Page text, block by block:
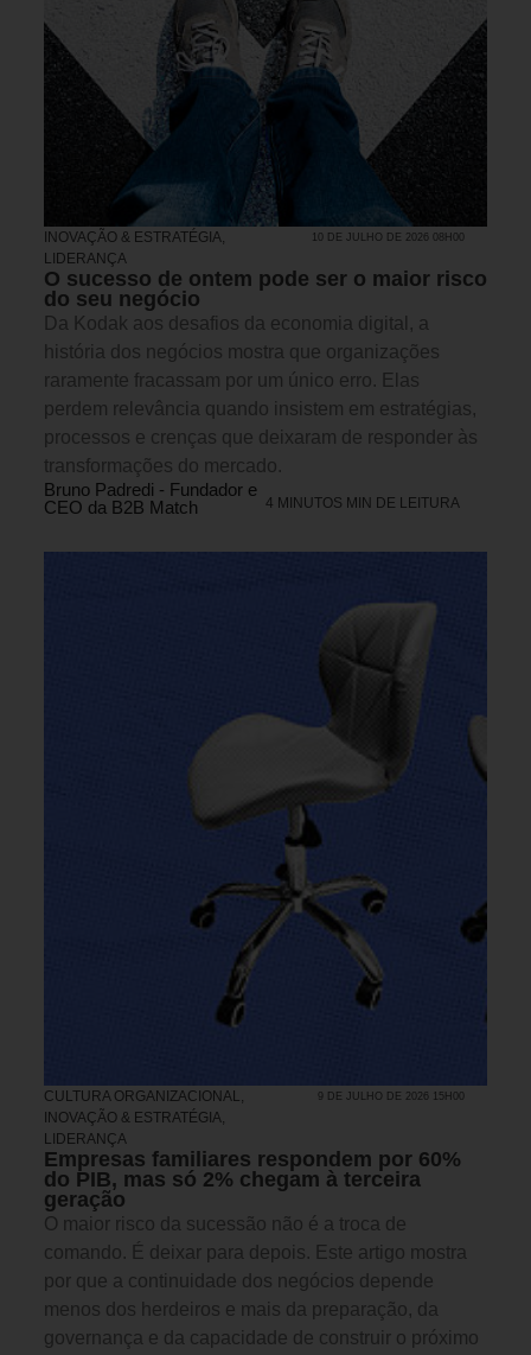
INOVAÇÃO & ESTRATÉGIA,
LIDERANÇA
10 DE JULHO DE 2026 08H00
O sucesso de ontem pode ser o maior risco
do seu negócio
Da Kodak aos desafios da economia digital, a
história dos negócios mostra que organizações
raramente fracassam por um único erro. Elas
perdem relevância quando insistem em estratégias,
processos e crenças que deixaram de responder às
transformações do mercado.
Bruno Padredi - Fundador e
CEO da B2B Match
4 MINUTOS MIN DE LEITURA
CULTURA ORGANIZACIONAL,
INOVAÇÃO & ESTRATÉGIA,
LIDERANÇA
9 DE JULHO DE 2026 15H00
Empresas familiares respondem por 60%
do PIB, mas só 2% chegam à terceira
geração
O maior risco da sucessão não é a troca de
comando. É deixar para depois. Este artigo mostra
por que a continuidade dos negócios depende
menos dos herdeiros e mais da preparação, da
governança e da capacidade de construir o próximo